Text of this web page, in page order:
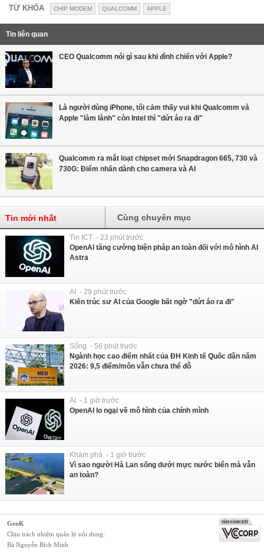
TỪ KHÓA CHIP MODEM QUALCOMM APPLE
Tin liên quan
CEO Qualcomm nói gì sau khi đình chiến với Apple?
Là người dùng iPhone, tôi cảm thấy vui khi Qualcomm và
Apple "làm lành" còn Intel thì "dứt áo ra đi"
Qualcomm ra mắt loạt chipset mới Snapdragon 665, 730 và
730G: Điểm nhấn dành cho camera và AI
Tin mới nhất Cùng chuyên mục
Tin ICT - 23 phút trước
OpenAI tăng cường biện pháp an toàn đối với mô hình AI
Astra
AI - 29 phút trước
Kiến trúc sư AI của Google bất ngờ "dứt áo ra đi"
Sống - 56 phút trước
Ngành học cao điểm nhất của ĐH Kinh tế Quốc dân năm
2026: 9,5 điểm/môn vẫn chưa thể đỗ
AI - 1 giờ trước
OpenAI lo ngại về mô hình của chính mình
Khám phá - 1 giờ trước
Vì sao người Hà Lan sống dưới mực nước biển mà vẫn
an toàn?
GenK
Chịu trách nhiệm quản lý nội dung:
Bà Nguyễn Bích Minh